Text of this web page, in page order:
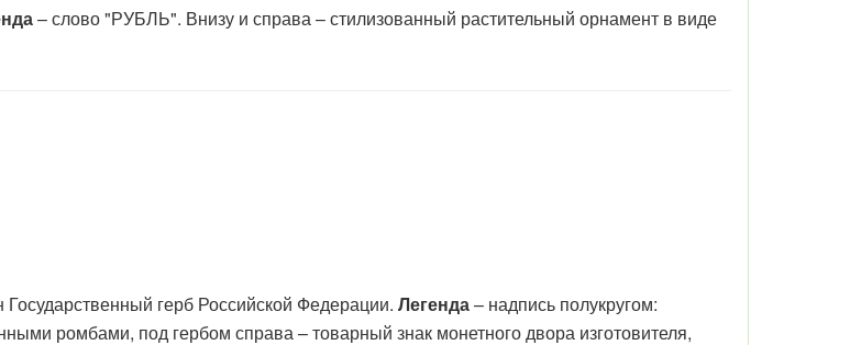
– слово "РУБЛЬ". Внизу и справа – стилизованный растительный орнамент в виде
герб Российской Федерации. Легенда– надпись полукругом:
под гербом справа – товарный знак монетного двора изготовителя,